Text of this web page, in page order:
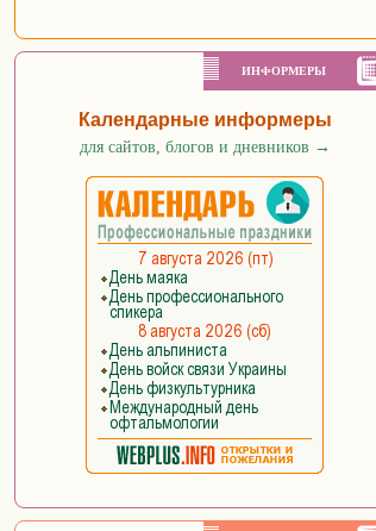
ИНФОРМЕРЫ
Календарные информеры
для сайтов, блогов и дневников →